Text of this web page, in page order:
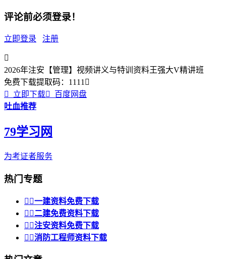
评论前必须登录！
立即登录 注册

2026年注安【管理】视频讲义与特训资料王强大V精讲班
免费下载提取码： 1111 

立即下载
百度网盘
吐血推荐
79学习网
为考证者服务
热门专题
 一建资料免费下载
 二建免费资料下载
 注安资料免费下载
 消防工程师资料下载